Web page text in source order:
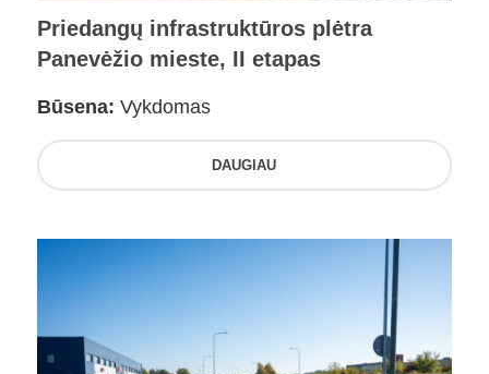
Priedangų infrastruktūros plėtra
Panevėžio mieste, II etapas
Būsena: Vykdomas
DAUGIAU